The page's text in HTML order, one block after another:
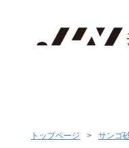
トップページ サンゴ